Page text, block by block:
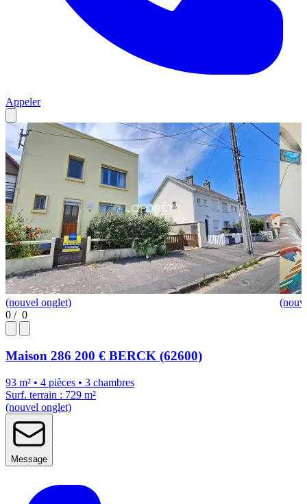
Appeler
(nouvel onglet)
0 / 0
Maison 286 200 € BERCK (62600)
93 m² • 4 pièces • 3 chambres
Surf. terrain : 729 m²
(nouvel onglet)
Message